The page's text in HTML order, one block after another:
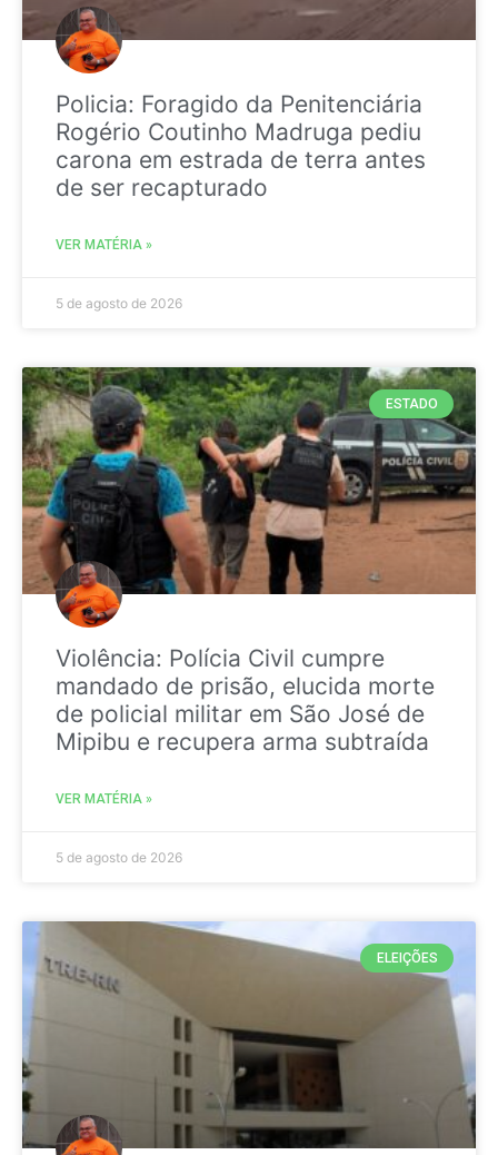
Policia: Foragido da Penitenciária
Rogério Coutinho Madruga pediu
carona em estrada de terra antes
de ser recapturado
VER MATÉRIA »
5 de agosto de 2026
ESTADO
Violência: Polícia Civil cumpre
mandado de prisão, elucida morte
de policial militar em São José de
Mipibu e recupera arma subtraída
VER MATÉRIA »
5 de agosto de 2026
ELEIÇÕES